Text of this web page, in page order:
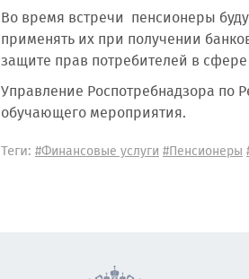
Во время встречи пенсионеры
применять их при получении
защите прав потребителей в
Управление Роспотребнадзора по
обучающего мероприятия.
Теги: #Финансовые услуги#Пенсионеры